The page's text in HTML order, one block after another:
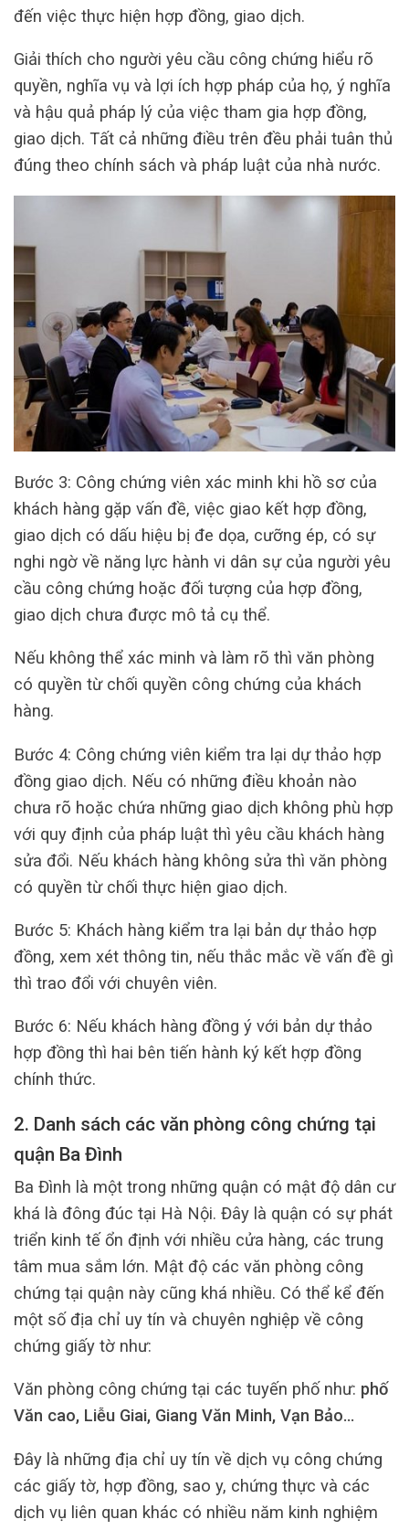
đến việc thực hiện hợp đồng, giao dịch.
Giải thích cho người yêu cầu công chứng hiểu rõ
quyền, nghĩa vụ và lợi ích hợp pháp của họ, ý nghĩa
và hậu quả pháp lý của việc tham gia hợp đồng,
giao dịch. Tất cả những điều trên đều phải tuân thủ
đúng theo chính sách và pháp luật của nhà nước.
Bước 3: Công chứng viên xác minh khi hồ sơ của
khách hàng gặp vấn đề, việc giao kết hợp đồng,
giao dịch có dấu hiệu bị đe dọa, cưỡng ép, có sự
nghi ngờ về năng lực hành vi dân sự của người yêu
cầu công chứng hoặc đối tượng của hợp đồng,
giao dịch chưa được mô tả cụ thể.
Nếu không thể xác minh và làm rõ thì văn phòng
có quyền từ chối quyền công chứng của khách
hàng.
Bước 4: Công chứng viên kiểm tra lại dự thảo hợp
đồng giao dịch. Nếu có những điều khoản nào
chưa rõ hoặc chứa những giao dịch không phù hợp
với quy định của pháp luật thì yêu cầu khách hàng
sửa đổi. Nếu khách hàng không sửa thì văn phòng
có quyền từ chối thực hiện giao dịch.
Bước 5: Khách hàng kiểm tra lại bản dự thảo hợp
đồng, xem xét thông tin, nếu thắc mắc về vấn đề gì
thì trao đổi với chuyên viên.
Bước 6: Nếu khách hàng đồng ý với bản dự thảo
hợp đồng thì hai bên tiến hành ký kết hợp đồng
chính thức.
2. Danh sách các văn phòng công chứng tại
quận Ba Đình
Ba Đình là một trong những quận có mật độ dân cư
khá là đông đúc tại Hà Nội. Đây là quận có sự phát
triển kinh tế ổn định với nhiều cửa hàng, các trung
tâm mua sắm lớn. Mật độ các văn phòng công
chứng tại quận này cũng khá nhiều. Có thể kể đến
một số địa chỉ uy tín và chuyên nghiệp về công
chứng giấy tờ như:
Văn phòng công chứng tại các tuyến phố như: phố
Văn cao, Liễu Giai, Giang Văn Minh, Vạn Bảo…
Đây là những địa chỉ uy tín về dịch vụ công chứng
các giấy tờ, hợp đồng, sao y, chứng thực và các
dịch vụ liên quan khác có nhiều năm kinh nghiệm